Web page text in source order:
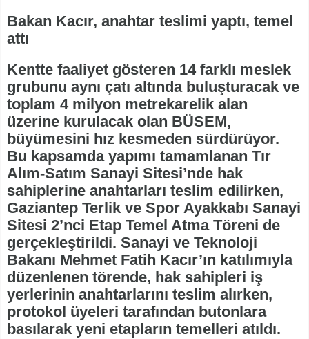
Bakan Kacır, anahtar teslimi yaptı, temel
attı
Kentte faaliyet gösteren 14 farklı meslek
grubunu aynı çatı altında buluşturacak ve
toplam 4 milyon metrekarelik alan
üzerine kurulacak olan BÜSEM,
büyümesini hız kesmeden sürdürüyor.
Bu kapsamda yapımı tamamlanan Tır
Alım-Satım Sanayi Sitesi’nde hak
sahiplerine anahtarları teslim edilirken,
Gaziantep Terlik ve Spor Ayakkabı Sanayi
Sitesi 2’nci Etap Temel Atma Töreni de
gerçekleştirildi. Sanayi ve Teknoloji
Bakanı Mehmet Fatih Kacır’ın katılımıyla
düzenlenen törende, hak sahipleri iş
yerlerinin anahtarlarını teslim alırken,
protokol üyeleri tarafından butonlara
basılarak yeni etapların temelleri atıldı.